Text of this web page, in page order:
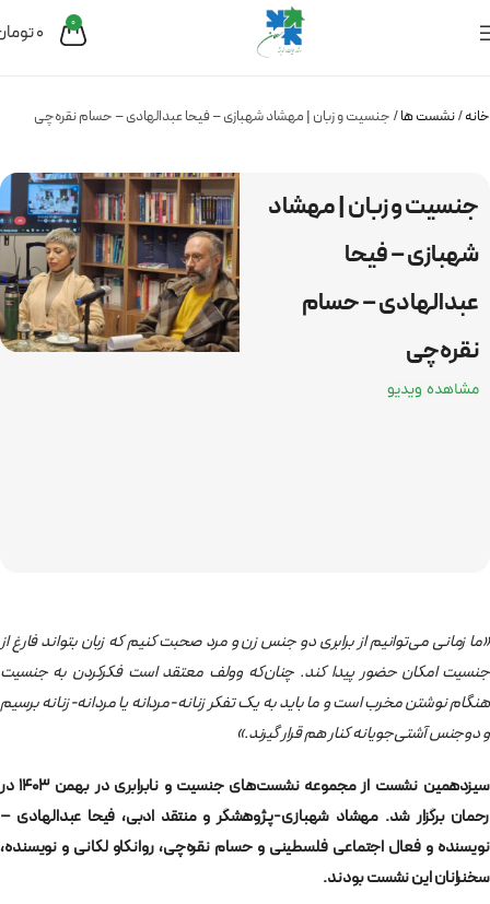
0
0
خانه نشست ها جنسیت و زبان | مهشاد شهبازی – فیحا عبدالهادی – حسام نقره‌چی
جنسیت و زبان | مهشاد
شهبازی – فیحا
عبدالهادی – حسام
نقره‌چی
مشاهده ویدیو
«ما زمانی می‌توانیم از برابری دو جنس زن و مرد صحبت کنیم که زبان بتواند فارغ از
جنسیت امکان حضور پیدا کند. چنان‌که وولف معتقد است فکرکردن به جنسیت
هنگام نوشتن مخرب است و ما باید به یک تفکر زنانه-مردانه یا مردانه-زنانه برسیم
و دوجنس آشتی‌جویانه کنار هم قرار گیرند.»
سیزدهمین نشست از مجموعه نشست‌های جنسیت و نابرابری در بهمن ۱۴۰۳ در
رحمان برگزار شد. مهشاد شهبازی-پژوهشگر و منتقد ادبی، فیحا عبدالهادی –
نویسنده و فعال اجتماعی فلسطینی و حسام نقره‌چی، روانکاو لکانی و نویسنده،
سخنرانان این نشست بودند.